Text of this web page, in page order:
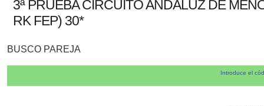
3ª PRUEBA CIRCUITO ANDALUZ DE
RK FEP) 30*
BUSCO PAREJA
Introduce el